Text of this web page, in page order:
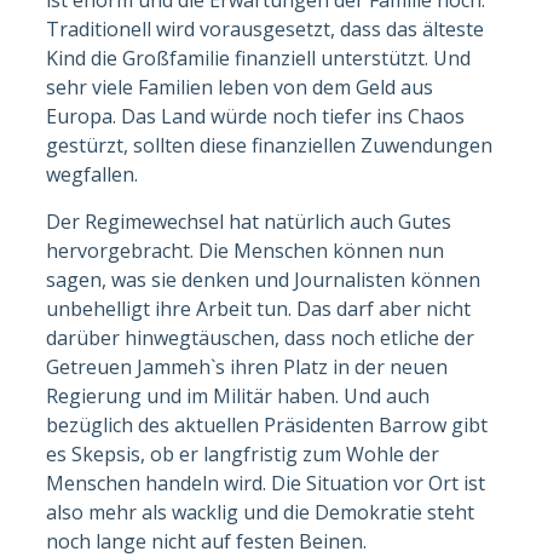
Traditionell wird vorausgesetzt, dass das älteste
Kind die Großfamilie finanziell unterstützt. Und
sehr viele Familien leben von dem Geld aus
Europa. Das Land würde noch tiefer ins Chaos
gestürzt, sollten diese finanziellen Zuwendungen
wegfallen.
Der Regimewechsel hat natürlich auch Gutes
hervorgebracht. Die Menschen können nun
sagen, was sie denken und Journalisten können
unbehelligt ihre Arbeit tun. Das darf aber nicht
darüber hinwegtäuschen, dass noch etliche der
Getreuen Jammeh`s ihren Platz in der neuen
Regierung und im Militär haben. Und auch
bezüglich des aktuellen Präsidenten Barrow gibt
es Skepsis, ob er langfristig zum Wohle der
Menschen handeln wird. Die Situation vor Ort ist
also mehr als wacklig und die Demokratie steht
noch lange nicht auf festen Beinen.